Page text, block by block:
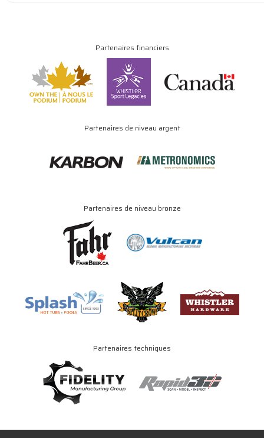
Partenaires financiers
Partenaires de niveau argent
Partenaires de niveau bronze
Partenaires techniques